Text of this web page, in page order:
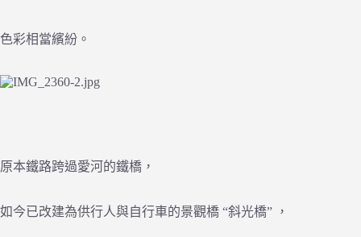
色彩相當繽紛。
原本鐵路跨過愛河的鐵橋，
如今已改建為供行人與自行車的景觀橋 “斜光橋” ，